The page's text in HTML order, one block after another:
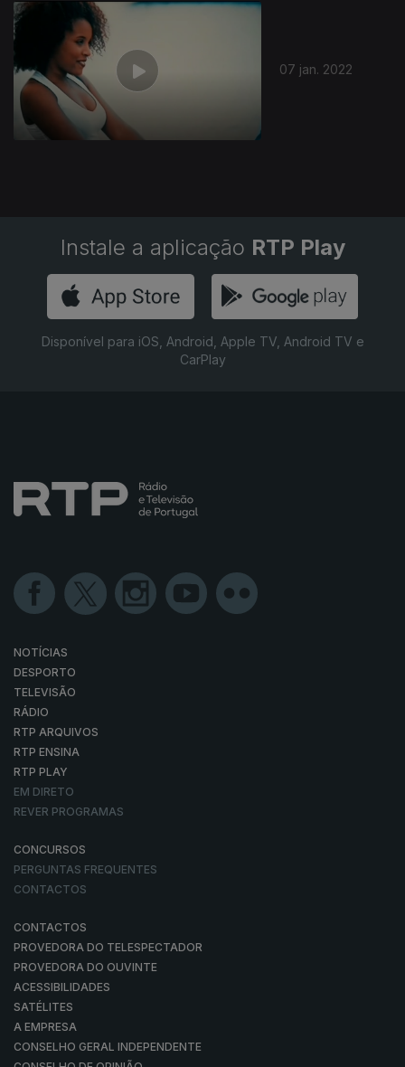
07 jan. 2022
591006
Instale a aplicação RTP Play
Disponível para iOS, Android, Apple TV, Android TV e
CarPlay
NOTÍCIAS
DESPORTO
TELEVISÃO
RÁDIO
RTP ARQUIVOS
RTP ENSINA
RTP PLAY
EM DIRETO
REVER PROGRAMAS
CONCURSOS
PERGUNTAS FREQUENTES
CONTACTOS
CONTACTOS
PROVEDORA DO TELESPECTADOR
PROVEDORA DO OUVINTE
ACESSIBILIDADES
SATÉLITES
A EMPRESA
CONSELHO GERAL INDEPENDENTE